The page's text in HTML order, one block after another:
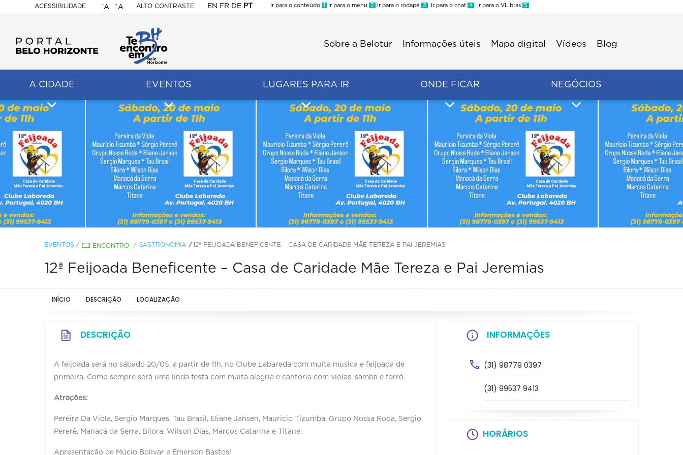
ACESSIBILIDADE
BELO
HORIZONTE
-A +A ALTO CONTRASTE EN FR DE PT
Ir para o conteúdo 1 Ir para o menu 2 Ir para o rodapé 3 Ir para o chat 4 Ir para o VLibras 5
Sobre a Belotur Informações úteis Mapa digital Vídeos Blog
A CIDADE EVENTOS LUGARES PARA IR ONDE FICAR NEGÓCIOS
EVENTOS / ENCONTRO / GASTRONOMIA 12ª FEIJOADA BENEFICENTE – CASA DE CARIDADE MÃE TEREZA E PAI JEREMIAS
12ª Feijoada Beneficente – Casa de Caridade Mãe Tereza e Pai Jeremias
INÍCIO DESCRIÇÃO LOCALIZAÇÃO
DESCRIÇÃO
A feijoada será no sábado 20/05, a partir de 11h, no Clube Labareda com muita música e feijoada de
primeira. Como sempre será uma linda festa com muita alegria e cantoria com violas, samba e forró.
Atrações:
Pereira Da Viola, Sergio Marques, Tau Brasil, Eliane Jansen, Mauricio Tizumba, Grupo Nossa Roda, Sergio
Pererê, Manacá da Serra, Bilora. Wilson Dias, Marcos Catarina e Titane.
Apresentação de Múcio Bolivar e Emerson Bastos!
INFORMAÇÕES
(31) 98779 0397
(31) 99537 9413
HORÁRIOS